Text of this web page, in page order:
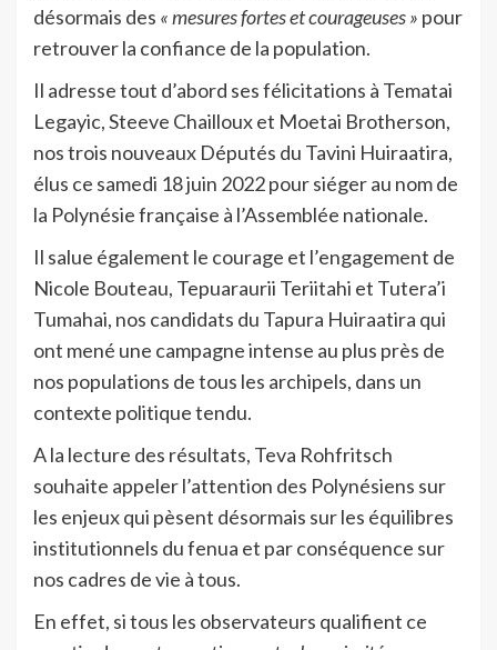
désormais des « mesures fortes et courageuses » pour
retrouver la confiance de la population.
Il adresse tout d’abord ses félicitations à Tematai
Legayic, Steeve Chailloux et Moetai Brotherson,
nos trois nouveaux Députés du Tavini Huiraatira,
élus ce samedi 18 juin 2022 pour siéger au nom de
la Polynésie française à l’Assemblée nationale.
Il salue également le courage et l’engagement de
Nicole Bouteau, Tepuaraurii Teriitahi et Tutera’i
Tumahai, nos candidats du Tapura Huiraatira qui
ont mené une campagne intense au plus près de
nos populations de tous les archipels, dans un
contexte politique tendu.
A la lecture des résultats, Teva Rohfritsch
souhaite appeler l’attention des Polynésiens sur
les enjeux qui pèsent désormais sur les équilibres
institutionnels du fenua et par conséquence sur
nos cadres de vie à tous.
En effet, si tous les observateurs qualifient ce